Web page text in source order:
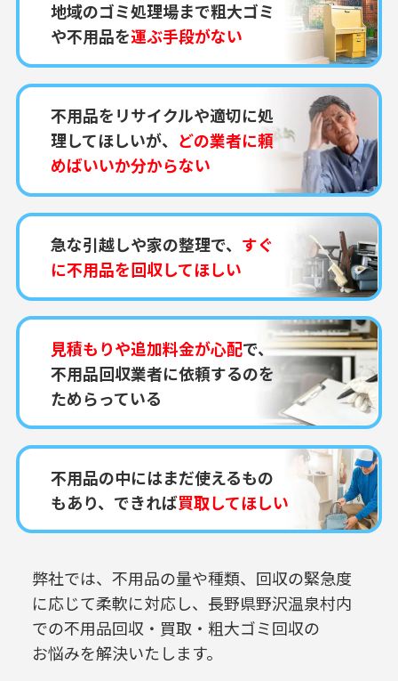
地域のゴミ処理場まで粗大ゴミ
や不用品を運ぶ手段がない
不用品をリサイクルや適切に処
理してほしいが、 どの業者に頼
めばいいか分からない
急な引越しや家の整理で、 すぐ
に不用品を回収してほしい
見積もりや追加料金が心配で、
不用品回収業者に依頼するのを
ためらっている
不用品の中にはまだ使えるもの
もあり、できれば買取してほしい
弊社では、不用品の量や種類、回収の緊急度
に応じて柔軟に対応し、 長野県野沢温泉村内
での不用品回収・買取・粗大ゴミ回収の
お悩みを解決いたします。